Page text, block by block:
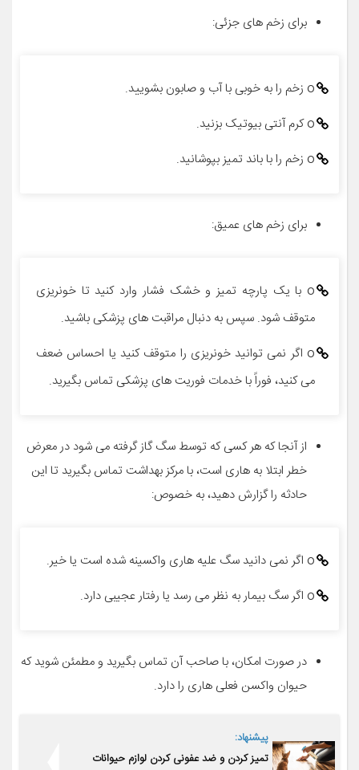
برای زخم های جزئی:
o زخم را به خوبی با آب و صابون بشویید.
o کرم آنتی بیوتیک بزنید.
o زخم را با باند تمیز بپوشانید.
برای زخم های عمیق:
o با یک پارچه تمیز و خشک فشار وارد کنید تا خونریزی
متوقف شود. سپس به دنبال مراقبت های پزشکی باشید.
o اگر نمی توانید خونریزی را متوقف کنید یا احساس ضعف
می کنید، فوراً با خدمات فوریت های پزشکی تماس بگیرید.
از آنجا که هر کسی که توسط سگ گاز گرفته می شود در معرض
خطر ابتلا به هاری است، با مرکز بهداشت تماس بگیرید تا این
حادثه را گزارش دهید، به خصوص:
o اگر نمی دانید سگ علیه هاری واکسینه شده است یا خیر.
o اگر سگ بیمار به نظر می رسد یا رفتار عجیبی دارد.
در صورت امکان، با صاحب آن تماس بگیرید و مطمئن شوید که
حیوان واکسن فعلی هاری را دارد.
پیشنهاد:
تمیز کردن و ضد عفونی کردن لوازم حیوانات